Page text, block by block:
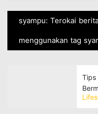
syampu: Terokai
menggunakan tag
Tips